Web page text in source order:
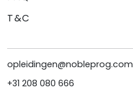
T&C
opleidingen@nobleprog.com
+31 208 080 666